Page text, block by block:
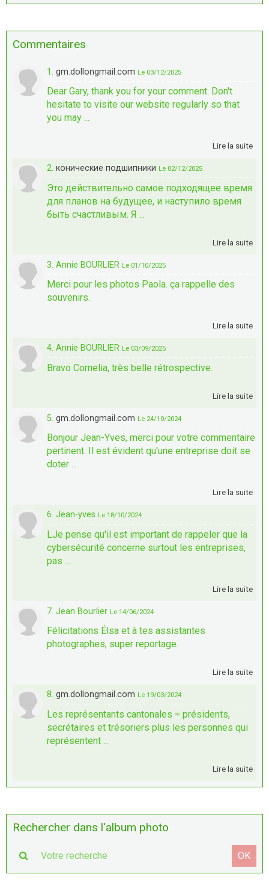
Commentaires
1. gm.dollongmail.com Le 03/12/2025
Dear Gary, thank you for your comment. Don't
hesitate to visite our website regularly so that
you may ...
Lire la suite
2. конические подшипники Le 02/12/2025
Это действительно самое подходящее время
для планов на будущее, и наступило время
быть счастливым. Я ...
Lire la suite
3. Annie BOURLIER Le 01/10/2025
Merci pour les photos Paola. ça rappelle des
souvenirs.
Lire la suite
4. Annie BOURLIER Le 03/09/2025
Bravo Cornelia, très belle rétrospective.
Lire la suite
5. gm.dollongmail.com Le 24/10/2024
Bonjour Jean-Yves, merci pour votre commentaire
pertinent. Il est évident qu'une entreprise doit se
doter ...
Lire la suite
6. Jean-yves Le 18/10/2024
LJe pense qu'il est important de rappeler que la
cybersécurité concerne surtout les entreprises,
pas ...
Lire la suite
7. Jean Bourlier Le 14/06/2024
Félicitations Élsa et à tes assistantes
photographes, super reportage.
Lire la suite
8. gm.dollongmail.com Le 19/03/2024
Les représentants cantonales = présidents,
secrétaires et trésoriers plus les personnes qui
représentent ...
Lire la suite
Rechercher dans l'album photo
OK